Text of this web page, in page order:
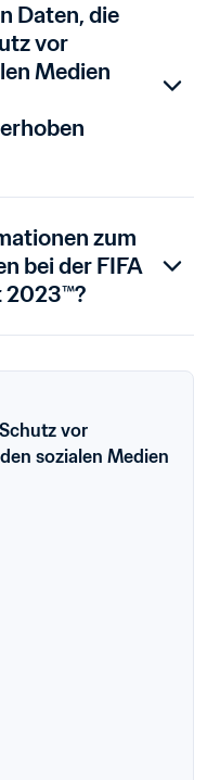
Daten, die
vor
Medien
zum
bei der FIFA
2023™?
vor
sozialen Medien